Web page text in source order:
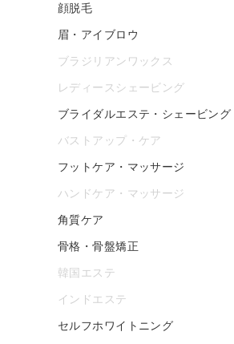
顔脱毛
眉・アイブロウ
ブラジリアンワックス
レディースシェービング
ブライダルエステ・シェービング
バストアップ・ケア
フットケア・マッサージ
ハンドケア・マッサージ
角質ケア
骨格・骨盤矯正
韓国エステ
インドエステ
セルフホワイトニング